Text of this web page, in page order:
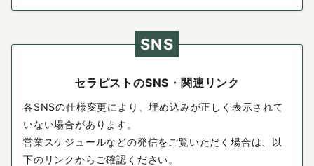
SNS
セラピストのSNS・関連リンク
各SNSの仕様変更により、埋め込みが正しく表示されて
いない場合があります。
営業スケジュールなどの発信をご覧いただく場合は、以
下のリンクからご確認ください。